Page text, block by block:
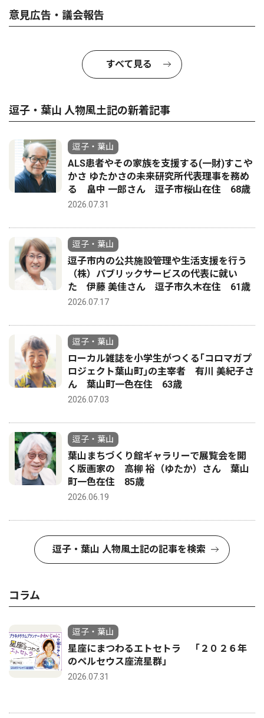
意見広告・議会報告
すべて見る
逗子・葉山 人物風土記の新着記事
逗子・葉山
ALS患者やその家族を支援する(一財)すこや
かさ ゆたかさの未来研究所代表理事を務め
る 畠中 一郎さん 逗子市桜山在住 68歳
2026.07.31
逗子・葉山
逗子市内の公共施設管理や生活支援を行う
（株）パブリックサービスの代表に就い
た 伊藤 美佳さん 逗子市久木在住 61歳
2026.07.17
逗子・葉山
ローカル雑誌を小学生がつくる｢コロマガプ
ロジェクト葉山町｣の主宰者 有川 美紀子さ
ん 葉山町一色在住 63歳
2026.07.03
逗子・葉山
葉山まちづくり館ギャラリーで展覧会を開
く版画家の 高柳 裕（ゆたか）さん 葉山
町一色在住 85歳
2026.06.19
逗子・葉山 人物風土記の記事を検索
コラム
逗子・葉山
星座にまつわるエトセトラ 「２０２６年
のペルセウス座流星群」
2026.07.31